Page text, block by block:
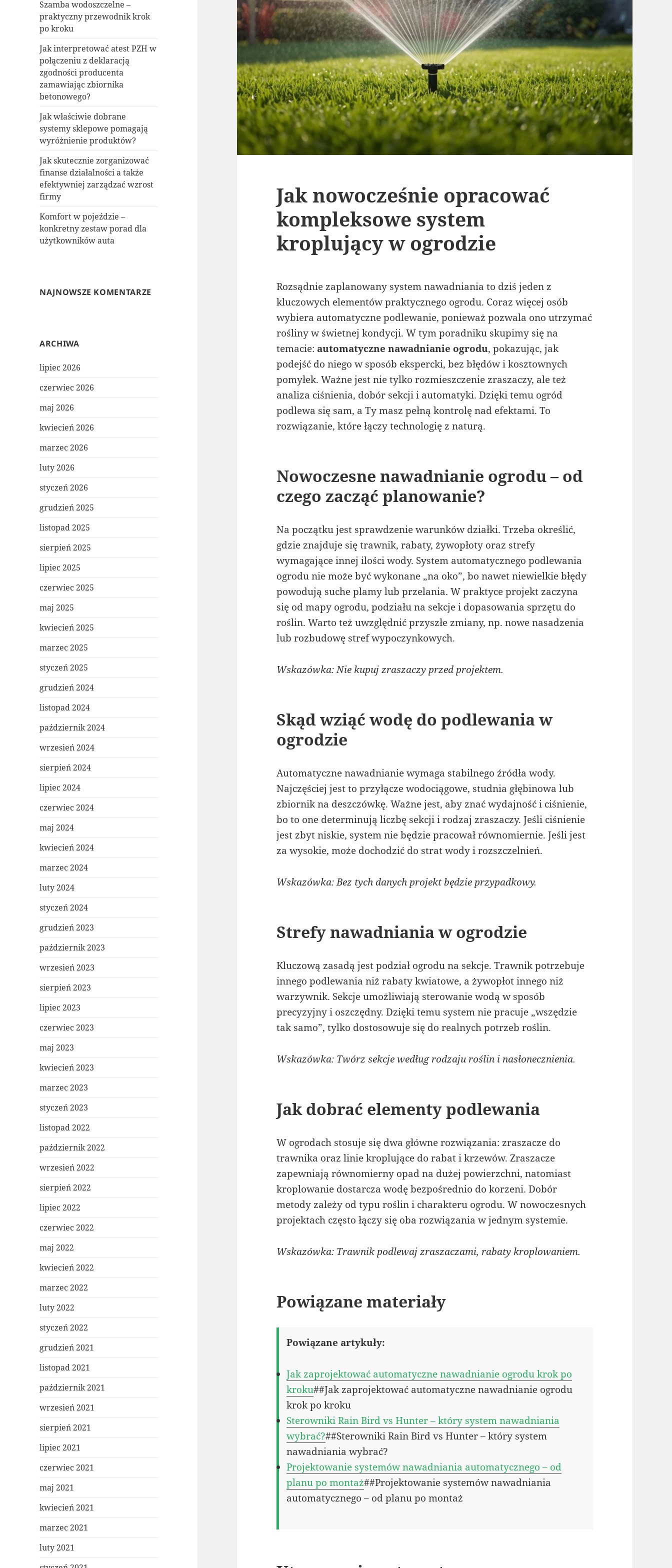
Szamba wodoszczelne –
praktyczny przewodnik krok
po kroku
Jak interpretować atest PZH w
połączeniu z deklaracją
zgodności producenta
zamawiając zbiornika
betonowego?
Jak właściwie dobrane
systemy sklepowe pomagają
wyróżnienie produktów?
Jak skutecznie zorganizować
finanse działalności a także
efektywniej zarządzać wzrost
firmy
Komfort w pojeździe –
konkretny zestaw porad dla
użytkowników auta
NAJNOWSZE KOMENTARZE
ARCHIWA
lipiec 2026
czerwiec 2026
maj 2026
kwiecień 2026
marzec 2026
luty 2026
styczeń 2026
grudzień 2025
listopad 2025
sierpień 2025
lipiec 2025
czerwiec 2025
maj 2025
kwiecień 2025
marzec 2025
styczeń 2025
grudzień 2024
listopad 2024
październik 2024
wrzesień 2024
sierpień 2024
lipiec 2024
czerwiec 2024
maj 2024
kwiecień 2024
marzec 2024
luty 2024
styczeń 2024
grudzień 2023
październik 2023
wrzesień 2023
sierpień 2023
lipiec 2023
czerwiec 2023
maj 2023
kwiecień 2023
marzec 2023
styczeń 2023
listopad 2022
październik 2022
wrzesień 2022
sierpień 2022
lipiec 2022
czerwiec 2022
maj 2022
kwiecień 2022
marzec 2022
luty 2022
styczeń 2022
grudzień 2021
listopad 2021
październik 2021
wrzesień 2021
sierpień 2021
lipiec 2021
czerwiec 2021
maj 2021
kwiecień 2021
marzec 2021
luty 2021
Jak nowocześnie opracować
kompleksowe system
kroplujący w ogrodzie
Rozsądnie zaplanowany system nawadniania to dziś jeden z
kluczowych elementów praktycznego ogrodu. Coraz więcej osób
wybiera automatyczne podlewanie, ponieważ pozwala ono utrzymać
rośliny w świetnej kondycji. W tym poradniku skupimy się na
temacie: automatyczne nawadnianie ogrodu, pokazując, jak
podejść do niego w sposób ekspercki, bez błędów i kosztownych
pomyłek. Ważne jest nie tylko rozmieszczenie zraszaczy, ale też
analiza ciśnienia, dobór sekcji i automatyki. Dzięki temu ogród
podlewa się sam, a Ty masz pełną kontrolę nad efektami. To
rozwiązanie, które łączy technologię z naturą.
Nowoczesne nawadnianie ogrodu – od
czego zacząć planowanie?
Na początku jest sprawdzenie warunków działki. Trzeba określić,
gdzie znajduje się trawnik, rabaty, żywopłoty oraz strefy
wymagające innej ilości wody. System automatycznego podlewania
ogrodu nie może być wykonane „na oko”, bo nawet niewielkie błędy
powodują suche plamy lub przelania. W praktyce projekt zaczyna
się od mapy ogrodu, podziału na sekcje i dopasowania sprzętu do
roślin. Warto też uwzględnić przyszłe zmiany, np. nowe nasadzenia
lub rozbudowę stref wypoczynkowych.
Wskazówka: Nie kupuj zraszaczy przed projektem.
Skąd wziąć wodę do podlewania w
ogrodzie
Automatyczne nawadnianie wymaga stabilnego źródła wody.
Najczęściej jest to przyłącze wodociągowe, studnia głębinowa lub
zbiornik na deszczówkę. Ważne jest, aby znać wydajność i ciśnienie,
bo to one determinują liczbę sekcji i rodzaj zraszaczy. Jeśli ciśnienie
jest zbyt niskie, system nie będzie pracował równomiernie. Jeśli jest
za wysokie, może dochodzić do strat wody i rozszczelnień.
Wskazówka: Bez tych danych projekt będzie przypadkowy.
Strefy nawadniania w ogrodzie
Kluczową zasadą jest podział ogrodu na sekcje. Trawnik potrzebuje
innego podlewania niż rabaty kwiatowe, a żywopłot innego niż
warzywnik. Sekcje umożliwiają sterowanie wodą w sposób
precyzyjny i oszczędny. Dzięki temu system nie pracuje „wszędzie
tak samo”, tylko dostosowuje się do realnych potrzeb roślin.
Wskazówka: Twórz sekcje według rodzaju roślin i nasłonecznienia.
Jak dobrać elementy podlewania
W ogrodach stosuje się dwa główne rozwiązania: zraszacze do
trawnika oraz linie kroplujące do rabat i krzewów. Zraszacze
zapewniają równomierny opad na dużej powierzchni, natomiast
kroplowanie dostarcza wodę bezpośrednio do korzeni. Dobór
metody zależy od typu roślin i charakteru ogrodu. W nowoczesnych
projektach często łączy się oba rozwiązania w jednym systemie.
Wskazówka: Trawnik podlewaj zraszaczami, rabaty kroplowaniem.
Powiązane materiały
Powiązane artykuły:
Jak zaprojektować automatyczne nawadnianie ogrodu krok po
kroku##Jak zaprojektować automatyczne nawadnianie ogrodu
krok po kroku
Sterowniki Rain Bird vs Hunter – który system nawadniania
wybrać?##Sterowniki Rain Bird vs Hunter – który system
nawadniania wybrać?
Projektowanie systemów nawadniania automatycznego – od
planu po montaż##Projektowanie systemów nawadniania
automatycznego – od planu po montaż